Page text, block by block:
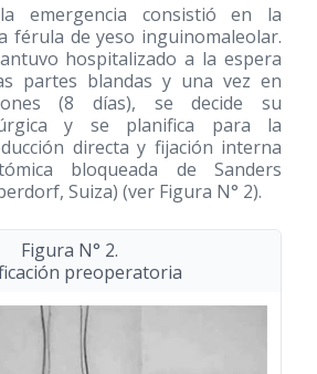
emergencia consistió en la
férula de yeso inguinomaleolar.
hospitalizado a la espera
partes blandas y una vez en
(8 días), se decide su
y se planifica para la
directa y fijación interna
bloqueada de Sanders
Suiza) (ver Figura N° 2).
Figura N° 2.
preoperatoria